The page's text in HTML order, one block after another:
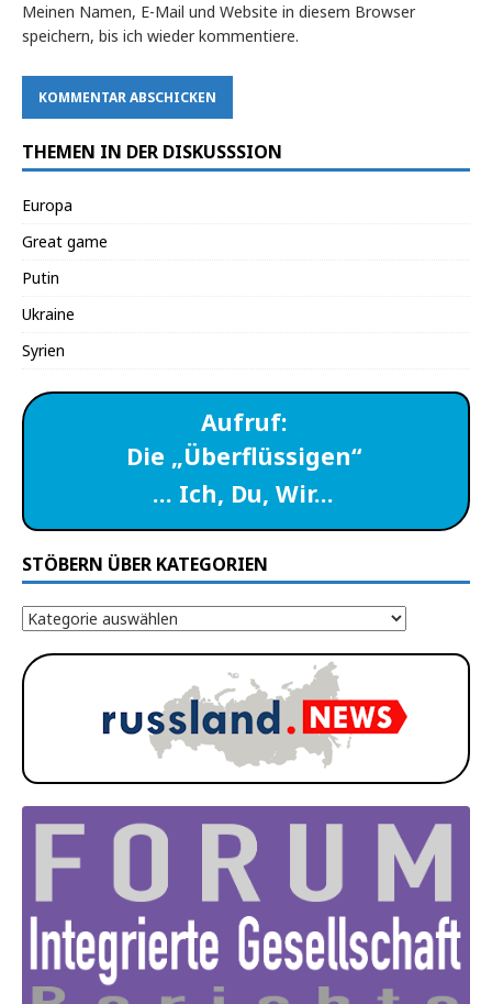
Meinen Namen, E-Mail und Website in diesem Browser
speichern, bis ich wieder kommentiere.
THEMEN IN DER DISKUSSSION
Europa
Great game
Putin
Ukraine
Syrien
Aufruf:
Die „Überflüssigen“
… Ich, Du, Wir…
STÖBERN ÜBER KATEGORIEN